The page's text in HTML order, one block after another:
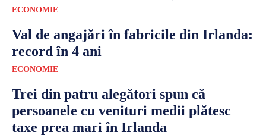
ECONOMIE
Val de angajări în fabricile din Irlanda:
record în 4 ani
ECONOMIE
Trei din patru alegători spun că
persoanele cu venituri medii plătesc
taxe prea mari în Irlanda